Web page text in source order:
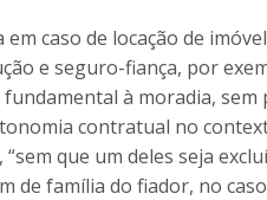
caso de locação de
e seguro-fiança, por
à moradia,
contratual no
que um deles seja
de família do fiador, no